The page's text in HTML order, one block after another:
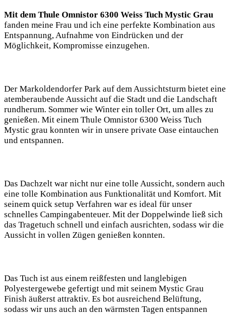
Mit dem Thule Omnistor 6300 Weiss Tuch Mystic ‍Grau
fanden meine Frau und ich eine perfekte Kombination aus
Entspannung, Aufnahme von Eindrücken und der
Möglichkeit, Kompromisse einzugehen.
Der Markoldendorfer Park auf dem Aussichtsturm bietet eine⁢
atemberaubende ⁤Aussicht auf die Stadt und die Landschaft
rundherum.⁣ Sommer wie Winter ein toller Ort, um alles zu
genießen. Mit einem Thule Omnistor 6300 Weiss Tuch
Mystic grau konnten wir in unsere private Oase eintauchen
und entspannen.
Das Dachzelt ⁣war nicht nur eine tolle Aussicht, sondern auch
eine tolle Kombination⁣ aus Funktionalität und Komfort. Mit
seinem quick setup​ Verfahren war es ideal für unser
schnelles Campingabenteuer. Mit der Doppelwinde ließ sich
das ⁢Tragetuch schnell und einfach ausrichten,⁣ sodass wir die
Aussicht in vollen Zügen genießen konnten.
Das​ Tuch ist aus einem reißfesten​ und langlebigen
Polyestergewebe gefertigt und mit seinem ‌Mystic Grau
Finish äußerst attraktiv. Es⁣ bot⁣ ausreichend Belüftung,
sodass wir uns auch an den wärmsten Tagen entspannen